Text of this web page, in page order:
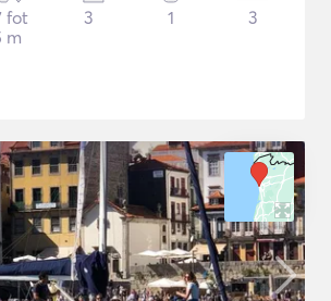
fot
m
3 1 3